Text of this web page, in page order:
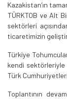
Kazakistan’ın
TÜRKTOB ve Alt
sektörleri
ticaretimizin
Türkiye
kendi sektörleriyle
Türk
Toplantının